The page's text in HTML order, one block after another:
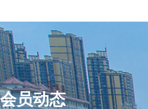
会员动态